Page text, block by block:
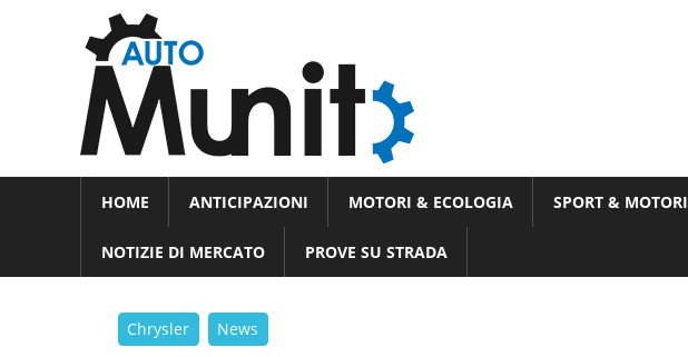
e
motori
Novità
dal
HOME ANTICIPAZIONI MOTORI & ECOLOGIA SPORT & MOTORI
NOTIZIE DI MERCATO PROVE SU STRADA
Chrysler News